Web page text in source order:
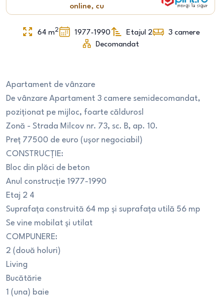
online, cu
64 m2 1977-1990 Etajul 2 3 camere
Decomandat
Apartament de vânzare
De vânzare Apartament 3 camere semidecomandat,
poziționat pe mijloc, foarte călduros!
Zonă - Strada Milcov nr. 73, sc. B, ap. 10.
Preț 77500 de euro (ușor negociabil)
CONSTRUCȚIE:
Bloc din plăci de beton
Anul construcție 1977-1990
Etaj 2 4
Suprafața construită 64 mp și suprafața utilă 56 mp
Se vine mobilat și utilat
COMPUNERE:
2 (două holuri)
Living
Bucătărie
1 (una) baie